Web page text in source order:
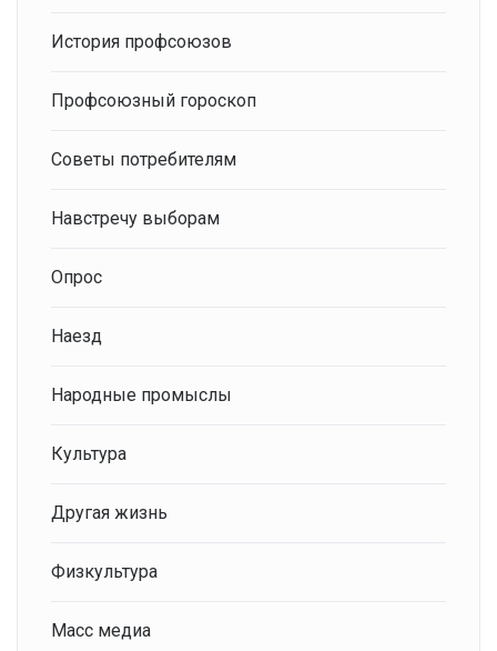
История профсоюзов
Профсоюзный гороскоп
Советы потребителям
Навстречу выборам
Опрос
Наезд
Народные промыслы
Культура
Другая жизнь
Физкультура
Масс медиа